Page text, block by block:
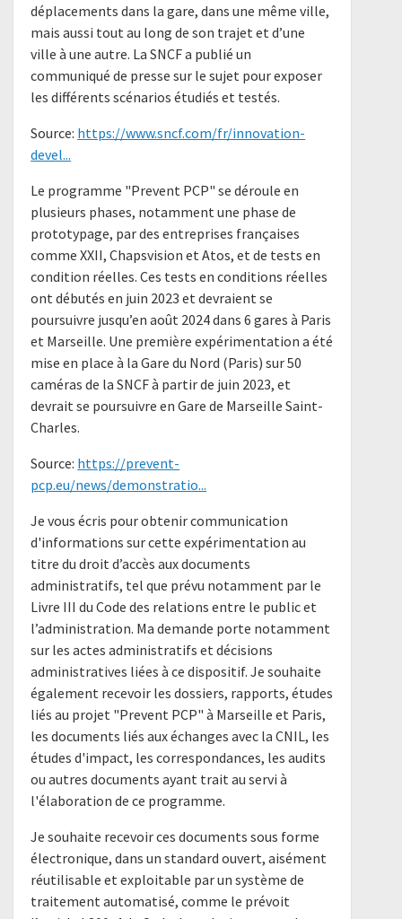
déplacements dans la gare, dans une même ville,
mais aussi tout au long de son trajet et d’une
ville à une autre. La SNCF a publié un
communiqué de presse sur le sujet pour exposer
les différents scénarios étudiés et testés.
Source: https://www.sncf.com/fr/innovation-
devel...
Le programme "Prevent PCP" se déroule en
plusieurs phases, notamment une phase de
prototypage, par des entreprises françaises
comme XXII, Chapsvision et Atos, et de tests en
condition réelles. Ces tests en conditions réelles
ont débutés en juin 2023 et devraient se
poursuivre jusqu’en août 2024 dans 6 gares à Paris
et Marseille. Une première expérimentation a été
mise en place à la Gare du Nord (Paris) sur 50
caméras de la SNCF à partir de juin 2023, et
devrait se poursuivre en Gare de Marseille Saint-
Charles.
Source: https://prevent-
pcp.eu/news/demonstratio...
Je vous écris pour obtenir communication
d'informations sur cette expérimentation au
titre du droit d’accès aux documents
administratifs, tel que prévu notamment par le
Livre III du Code des relations entre le public et
l’administration. Ma demande porte notamment
sur les actes administratifs et décisions
administratives liées à ce dispositif. Je souhaite
également recevoir les dossiers, rapports, études
liés au projet "Prevent PCP" à Marseille et Paris,
les documents liés aux échanges avec la CNIL, les
études d'impact, les correspondances, les audits
ou autres documents ayant trait au servi à
l'élaboration de ce programme.
Je souhaite recevoir ces documents sous forme
électronique, dans un standard ouvert, aisément
réutilisable et exploitable par un système de
traitement automatisé, comme le prévoit